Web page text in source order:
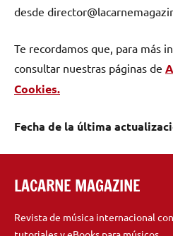
desde
Te recordamos que, para más
consultar nuestras páginas de
Cookies.
Fecha de la última
LACARNE MAGAZINE
Revista de música internacional